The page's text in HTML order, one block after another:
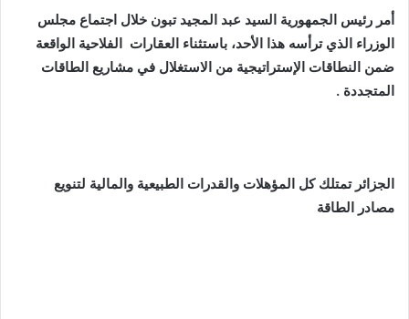
أمر رئيس الجمهورية السيد عبد المجيد تبون خلال اجتماع مجلس
الوزراء الذي ترأسه هذا الأحد، باستثناء العقارات الفلاحية الواقعة
ضمن النطاقات الإستراتيجية من الاستغلال في مشاريع الطاقات
المتجددة .
الجزائر تمتلك كل المؤهلات والقدرات الطبيعية والمالية لتنويع
مصادر الطاقة